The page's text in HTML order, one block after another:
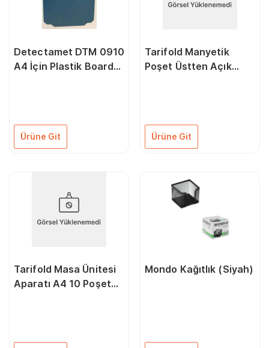
Detectamet DTM 0910
A4 İçin Plastik Board
Ürüne Git
Tarifold Manyetik
Poşet Üstten Açık
Ürüne Git
Tarifold Masa Ünitesi
Aparatı A4 10 Poşet
Mondo Kağıtlık (Siyah)